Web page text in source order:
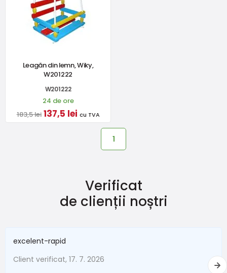
Leagăn din lemn, Wiky,
W201222
W201222
24 de ore
183,5 lei 137,5 lei cu TVA
1
Verificat
de clienții noștri
excelent-rapid
Client verificat, 17. 7. 2026